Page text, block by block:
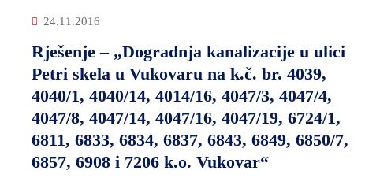
24.11.2016
Rješenje – „Dogradnja kanalizacije u ulici
Petri skela u Vukovaru na k.č. br. 4039,
4040/1, 4040/14, 4014/16, 4047/3, 4047/4,
4047/8, 4047/14, 4047/16, 4047/19, 6724/1,
6811, 6833, 6834, 6837, 6843, 6849, 6850/7,
6857, 6908 i 7206 k.o. Vukovar“